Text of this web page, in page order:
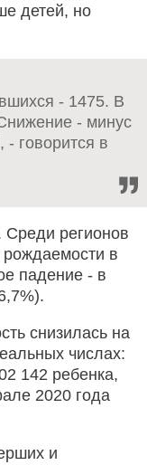
детей, но
- 1475. В
- минус
- говорится в
Среди регионов
в
падение - в
снизилась на
числах:
142 ребенка,
2020 года
и